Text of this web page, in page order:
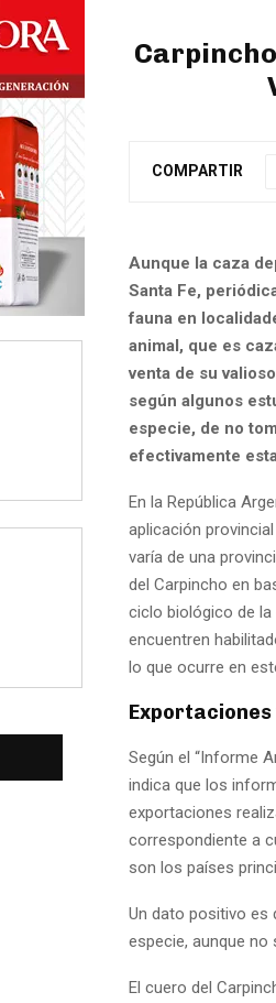
COMPARTIR
Aunque la caza
Santa Fe,
fauna en
animal, que es
venta de su
según algunos
especie, de no
efectivamente
En la República
aplicación
varía de una
del Carpincho en
ciclo biológico de
encuentren
lo que ocurre en
Exportaciones
Según el “Informe
indica que los
exportaciones
correspondiente a
son los países
Un dato positivo es
especie, aunque
El cuero del